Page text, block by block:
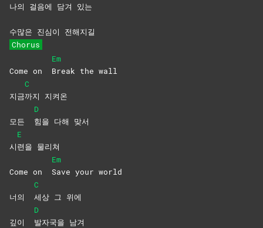
나의 걸음에 담겨 있는
수많은 진심이 전해지길
Chorus
Come on
Em
Break the wall
지금
C
까지 지켜온
모든
D
힘을 다해 맞서
시
E
련을 물리쳐
Come on
Em
Save your world
너의
C
세상 그 위에
깊이
D
발자국을 남겨